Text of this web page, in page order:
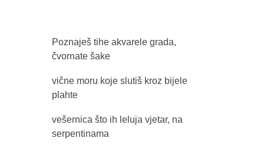
Poznaješ tihe akvarele grada,
čvornate šake
vične moru koje slutiš kroz bijele
plahte
vešernica što ih leluja vjetar, na
serpentinama